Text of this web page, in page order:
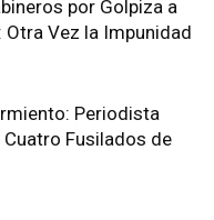
por Golpiza a
Otra Vez la Impunidad
Periodista
Cuatro Fusilados de